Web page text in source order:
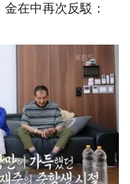
在中再次反駁：